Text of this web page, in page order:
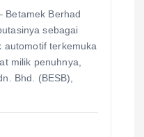
Betamek Berhad
sebagai
automotif terkemuka
milik penuhnya,
Bhd. (BESB),